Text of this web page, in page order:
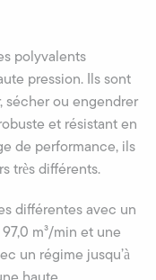
polyvalents
pression. Ils sont
sécher ou engendrer
et résistant en
de performance, ils
très différents.
différentes avec un
m³/min et une
un régime jusqu’à